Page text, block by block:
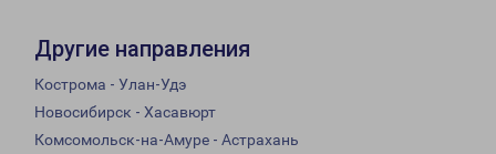
Другие направления
Кострома - Улан-Удэ
Новосибирск - Хасавюрт
Комсомольск-на-Амуре - Астрахань